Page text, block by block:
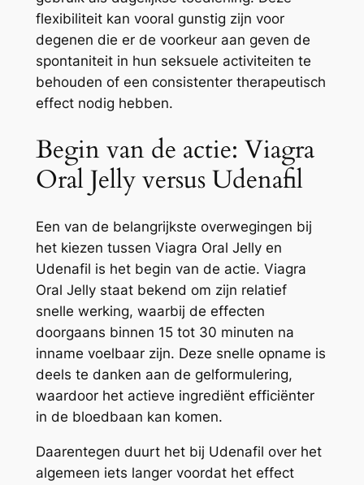
flexibiliteit kan vooral gunstig zijn voor
degenen die er de voorkeur aan geven de
spontaniteit in hun seksuele activiteiten te
behouden of een consistenter therapeutisch
effect nodig hebben.
Begin van de actie: Viagra
Oral Jelly versus Udenafil
Een van de belangrijkste overwegingen bij
het kiezen tussen Viagra Oral Jelly en
Udenafil is het begin van de actie. Viagra
Oral Jelly staat bekend om zijn relatief
snelle werking, waarbij de effecten
doorgaans binnen 15 tot 30 minuten na
inname voelbaar zijn. Deze snelle opname is
deels te danken aan de gelformulering,
waardoor het actieve ingrediënt efficiënter
in de bloedbaan kan komen.
Daarentegen duurt het bij Udenafil over het
algemeen iets langer voordat het effect